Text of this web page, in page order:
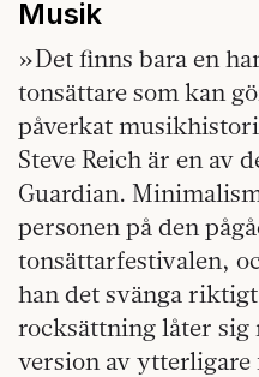
Musik
»Det finns bara en
tonsättare som kan
påverkat
Steve Reich är en av
Guardian.
personen på den
tonsättarfestivalen,
han det svänga
rocksättning låter sig
version av ytterligare